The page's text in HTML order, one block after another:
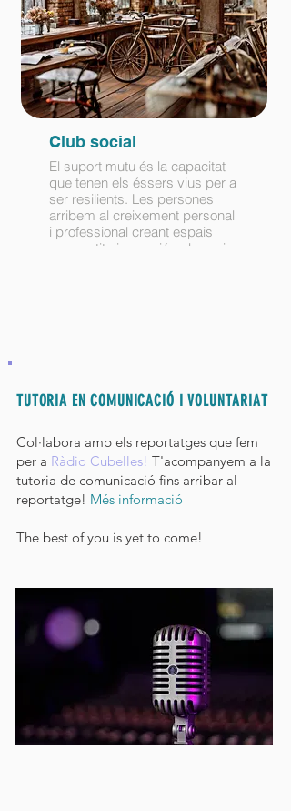
Club social
El suport mutu és la capacitat
que tenen els éssers vius per a
ser resilients. Les persones
arribem al creixement personal
i professional creant espais
compartits i conexió pel propi
TUTORIA EN COMUNICACIÓ I VOLUNTARIAT
Col·labora amb els reportatges que fem
per a Ràdio Cubelles! T'acompanyem a la
tutoria de comunicació fins arribar al
reportatge! Més informació
The best of you is yet to come!